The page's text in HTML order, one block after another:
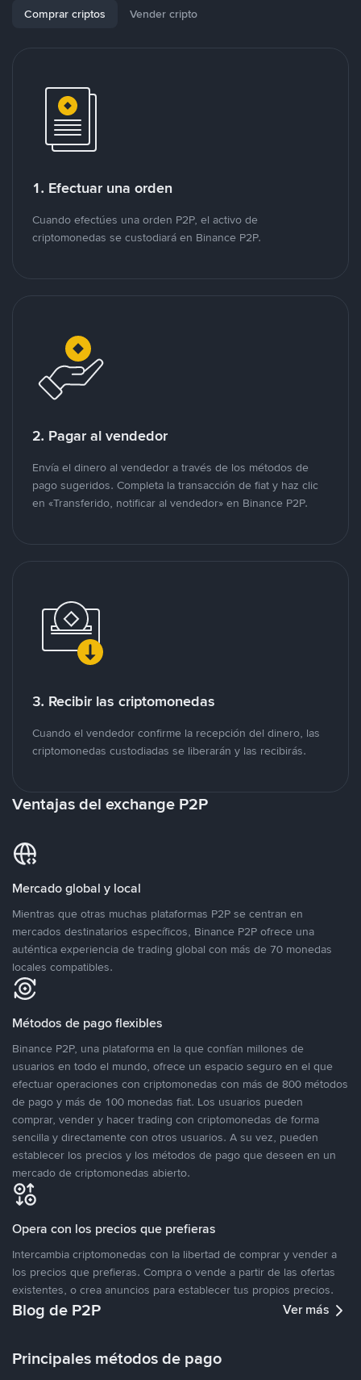
Comprar criptos Vender cripto
1. Efectuar una orden
Cuando efectúes una orden P2P, el activo de
criptomonedas se custodiará en Binance P2P.
2. Pagar al vendedor
Envía el dinero al vendedor a través de los métodos de
pago sugeridos. Completa la transacción de fiat y haz clic
en «Transferido, notificar al vendedor» en Binance P2P.
3. Recibir las criptomonedas
Cuando el vendedor confirme la recepción del dinero, las
criptomonedas custodiadas se liberarán y las recibirás.
Ventajas del exchange P2P
Mercado global y local
Mientras que otras muchas plataformas P2P se centran en
mercados destinatarios específicos, Binance P2P ofrece una
auténtica experiencia de trading global con más de 70 monedas
locales compatibles.
Métodos de pago flexibles
Binance P2P, una plataforma en la que confían millones de
usuarios en todo el mundo, ofrece un espacio seguro en el que
efectuar operaciones con criptomonedas con más de 800 métodos
de pago y más de 100 monedas fiat. Los usuarios pueden
comprar, vender y hacer trading con criptomonedas de forma
sencilla y directamente con otros usuarios. A su vez, pueden
establecer los precios y los métodos de pago que deseen en un
mercado de criptomonedas abierto.
Opera con los precios que prefieras
Intercambia criptomonedas con la libertad de comprar y vender a
los precios que prefieras. Compra o vende a partir de las ofertas
existentes, o crea anuncios para establecer tus propios precios.
Blog de P2P Ver más
Principales métodos de pago